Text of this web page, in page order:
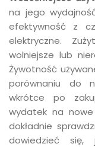
na jego
efektywność z
elektryczne.
wolniejsze lub
Żywotność
porównaniu do
wkrótce po
wydatek na
dokładnie
dowiedzieć się,